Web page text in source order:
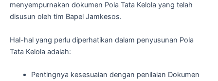
menyempurnakan dokumen Pola Tata Kelola yang telah
disusun oleh tim Bapel Jamkesos.
Hal-hal yang perlu diperhatikan dalam penyusunan Pola
Tata Kelola adalah:
Pentingnya kesesuaian dengan penilaian Dokumen